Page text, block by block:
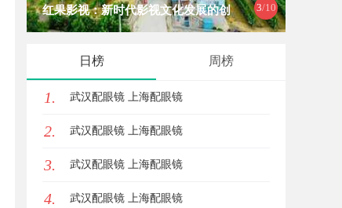
3/10
红果影视：新时代影视文化发展的创
日榜 周榜
1. 武汉配眼镜 上海配眼镜
2. 武汉配眼镜 上海配眼镜
3. 武汉配眼镜 上海配眼镜
4. 武汉配眼镜 上海配眼镜